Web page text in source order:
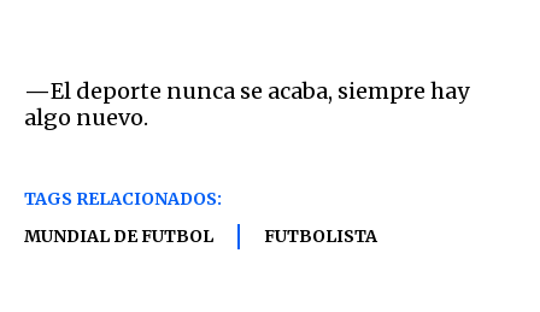
—El deporte nunca se acaba, siempre hay
algo nuevo.
TAGS RELACIONADOS:
MUNDIAL DE FUTBOL
FUTBOLISTA